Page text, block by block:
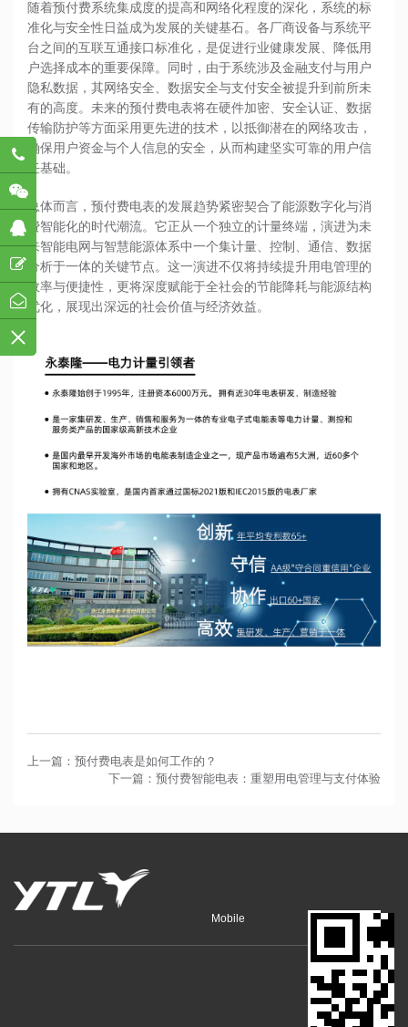
随着预付费系统集成度的提高和网络化程度的深化，系统的标
准化与安全性日益成为发展的关键基石。各厂商设备与系统平
台之间的互联互通接口标准化，是促进行业健康发展、降低用
户选择成本的重要保障。同时，由于系统涉及金融支付与用户
隐私数据，其网络安全、数据安全与支付安全被提升到前所未
有的高度。未来的预付费电表将在硬件加密、安全认证、数据
传输防护等方面采用更先进的技术，以抵御潜在的网络攻击，
确保用户资金与个人信息的安全，从而构建坚实可靠的用户信
任基础。
总体而言， 预付费电表的发展趋势紧密契合了能源数字化与消
费智能化的时代潮流。它正从一个独立的计量终端，演进为未
来智能电网与智慧能源体系中一个集计量、控制、通信、数据
分析于一体的关键节点。这一演进不仅将持续提升用电管理的
效率与便捷性，更将深度赋能于全社会的节能降耗与能源结构
优化，展现出深远的社会价值与经济效益。
上一篇：预付费电表是如何工作的？
下一篇：预付费智能电表：重塑用电管理与支付体验
Mobile